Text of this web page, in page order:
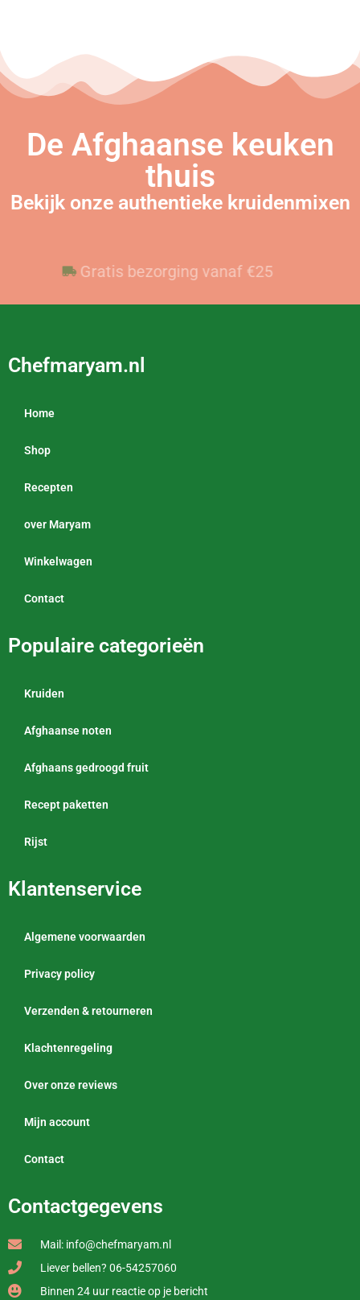
De Afghaanse keuken
thuis
Bekijk onze authentieke kruidenmixen
Gratis bezorging vanaf €25
Voor 23:59 besteld, vandaag verzonden
Chefmaryam.nl
Home
Shop
Recepten
over Maryam
Winkelwagen
Contact
Populaire categorieën
Kruiden
Afghaanse noten
Afghaans gedroogd fruit
Recept paketten
Rijst
Klantenservice
Algemene voorwaarden
Privacy policy
Verzenden & retourneren
Klachtenregeling
Over onze reviews
Mijn account
Contact
Contactgegevens
Mail: info@chefmaryam.nl
Liever bellen? 06-54257060
Binnen 24 uur reactie op je bericht